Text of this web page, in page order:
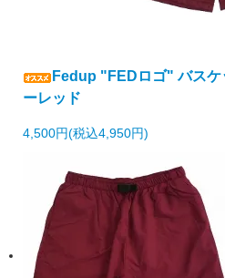
Fedup "FEDロゴ" バスケ
ーレッド
4,500円(税込4,950円)